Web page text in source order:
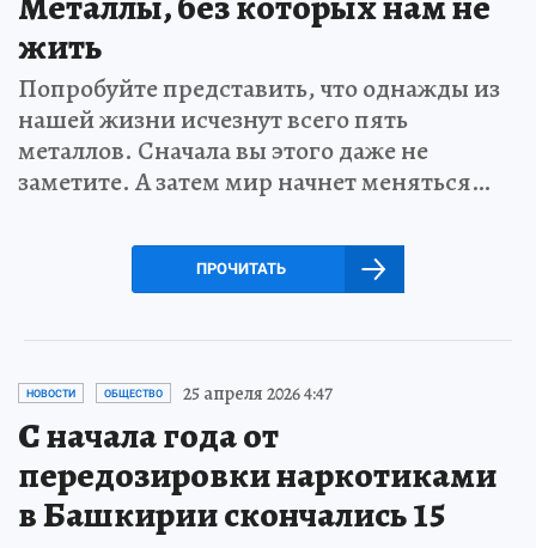
жить
Попробуйте представить, что однажды из
нашей жизни исчезнут всего пять
металлов. Сначала вы этого даже не
заметите. А затем мир начнет меняться…
ПРОЧИТАТЬ
НОВОСТИ ОБЩЕСТВО 25 апреля 2026 4:47
С начала года от
передозировки наркотиками
в Башкирии скончались 15